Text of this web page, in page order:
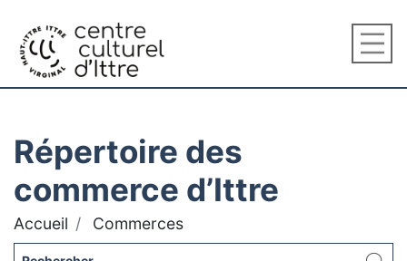
Répertoire des
commerce d’Ittre
Accueil Commerces